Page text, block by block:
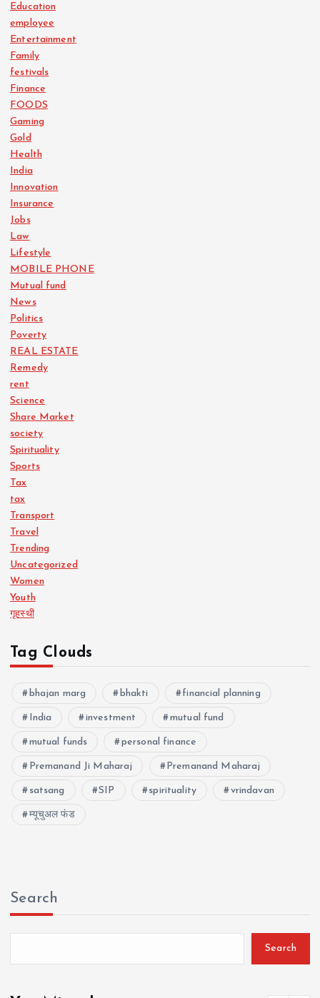
Education
employee
Entertainment
Family
festivals
Finance
FOODS
Gaming
Gold
Health
India
Innovation
Insurance
Jobs
Law
Lifestyle
MOBILE PHONE
Mutual fund
News
Politics
Poverty
REAL ESTATE
Remedy
rent
Science
Share Market
society
Spirituality
Sports
Tax
tax
Transport
Travel
Trending
Uncategorized
Women
Youth
गृहस्थी
Tag Clouds
bhajan marg bhakti financial planning
India investment mutual fund
mutual funds personal finance
Premanand Ji Maharaj Premanand Maharaj
satsang SIP spirituality vrindavan
म्यूचुअल फंड
Search
Search